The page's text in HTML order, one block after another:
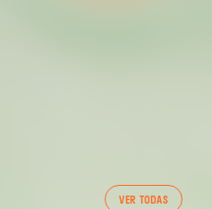
VER TODAS